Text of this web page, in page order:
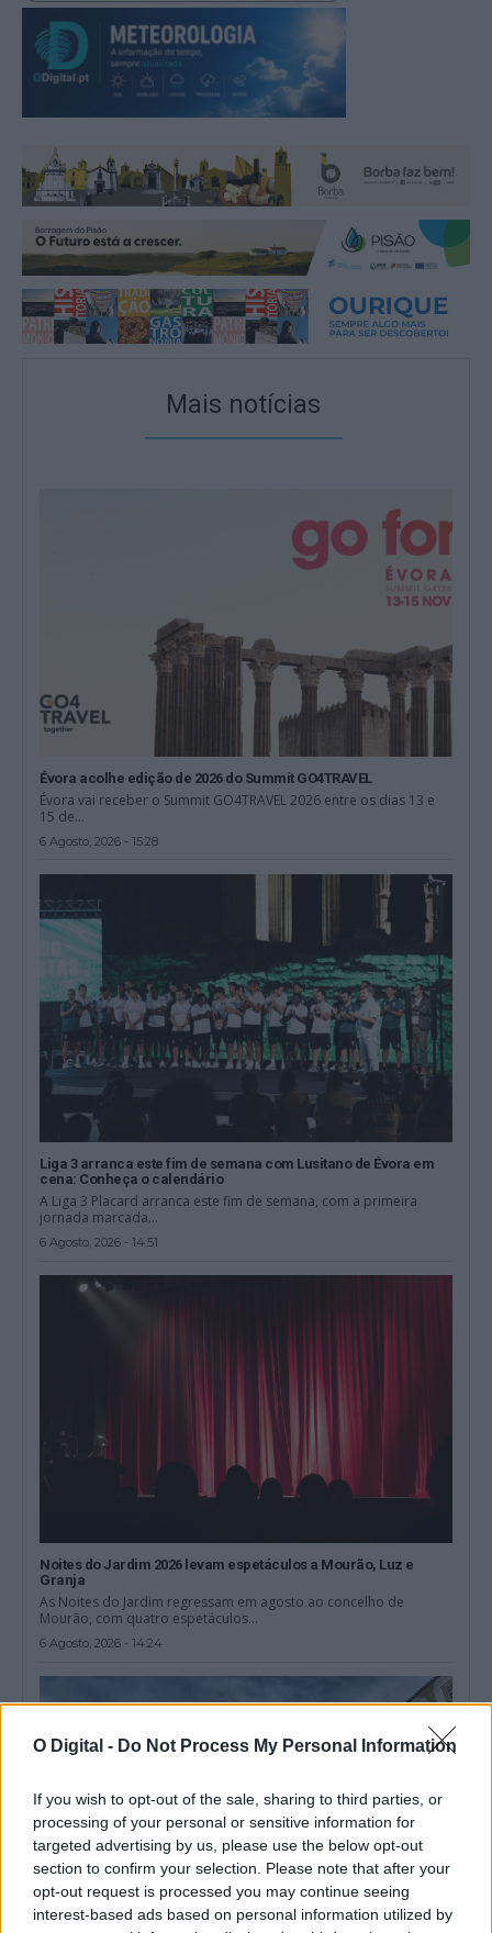
O Digital - Do Not Process My Personal Information
If you wish to opt-out of the sale, sharing to third parties, or
processing of your personal or sensitive information for
targeted advertising by us, please use the below opt-out
section to confirm your selection. Please note that after your
opt-out request is processed you may continue seeing
interest-based ads based on personal information utilized by
Mais notícias
Évora acolhe edição de 2026 do Summit GO4TRAVEL
Évora vai receber o Summit GO4TRAVEL 2026 entre os dias 13 e
15 de...
6 Agosto, 2026 - 15:28
Liga 3 arranca este fim de semana com Lusitano de Évora em
cena: Conheça o calendário
A Liga 3 Placard arranca este fim de semana, com a primeira
jornada marcada...
6 Agosto, 2026 - 14:51
Noites do Jardim 2026 levam espetáculos a Mourão, Luz e
Granja
As Noites do Jardim regressam em agosto ao concelho de
Mourão, com quatro espetáculos...
6 Agosto, 2026 - 14:24